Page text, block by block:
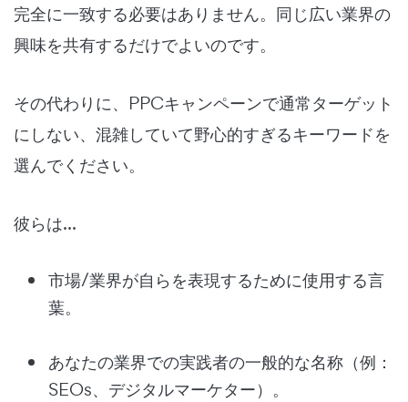
完全に一致する必要はありません。同じ広い業界の
興味を共有するだけでよいのです。
その代わりに、PPCキャンペーンで通常ターゲット
にしない、混雑していて野心的すぎるキーワードを
選んでください。
彼らは...
市場/業界が自らを表現するために使用する言
葉。
あなたの業界での実践者の一般的な名称（例：
SEOs、デジタルマーケター）。